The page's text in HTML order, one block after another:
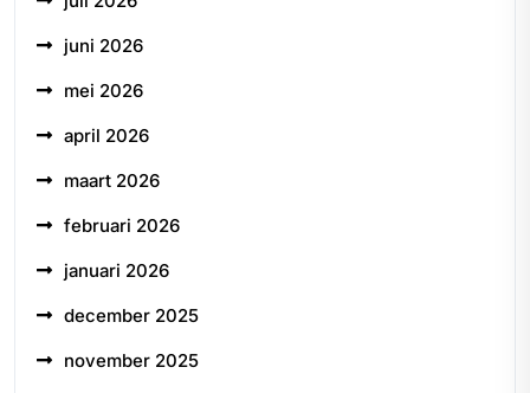
juni 2026
mei 2026
april 2026
maart 2026
februari 2026
januari 2026
december 2025
november 2025